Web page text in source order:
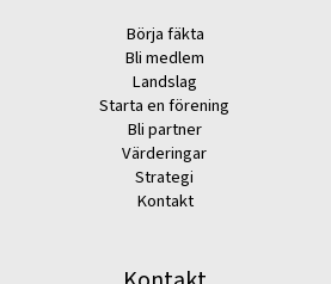
Börja fäkta
Bli medlem
Landslag
Starta en förening
Bli partner
Värderingar
Strategi
Kontakt